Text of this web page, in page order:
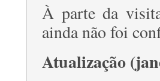
À parte da
ainda não foi
Atualização